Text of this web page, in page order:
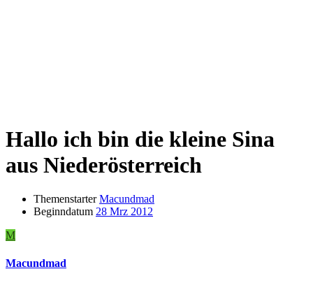
Hallo ich bin die kleine Sina
aus Niederösterreich
Themenstarter Macundmad
Beginndatum 28 Mrz 2012
M
Macundmad